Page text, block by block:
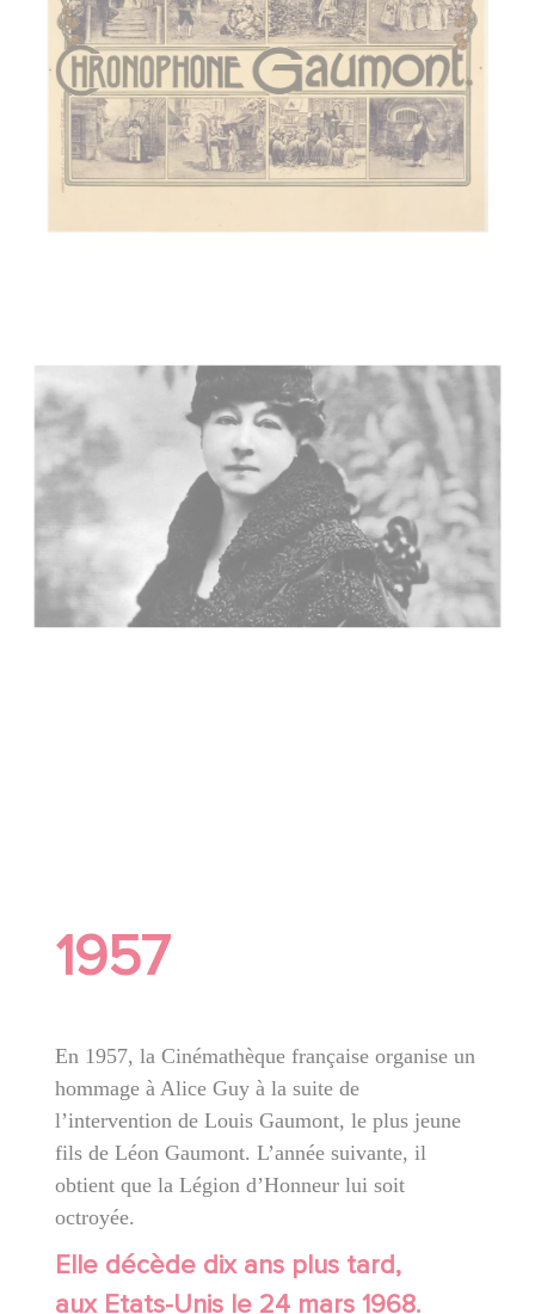
1957
En 1957, la Cinémathèque française organise un
hommage à Alice Guy à la suite de
l’intervention de Louis Gaumont, le plus jeune
fils de Léon Gaumont. L’année suivante, il
obtient que la Légion d’Honneur lui soit
octroyée.
Elle décède dix ans plus tard,
aux Etats-Unis le 24 mars 1968.